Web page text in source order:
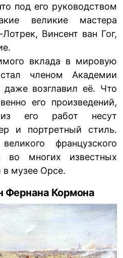
под его руководством
великие мастера
Винсент ван Гог,
вклада в мировую
членом Академии
возглавил её. Что
его произведений,
его работ несут
и портретный стиль.
французского
во многих известных
в музее Орсе.
Фернана Кормона